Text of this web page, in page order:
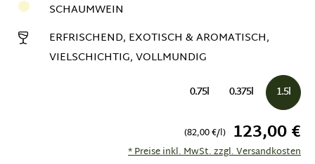
SCHAUMWEIN
ERFRISCHEND, EXOTISCH & AROMATISCH,
VIELSCHICHTIG, VOLLMUNDIG
123,00 €
(82,00 €/l)
* Preise inkl. MwSt. zzgl. Versandkosten
0.75l 0.375l 1.5l